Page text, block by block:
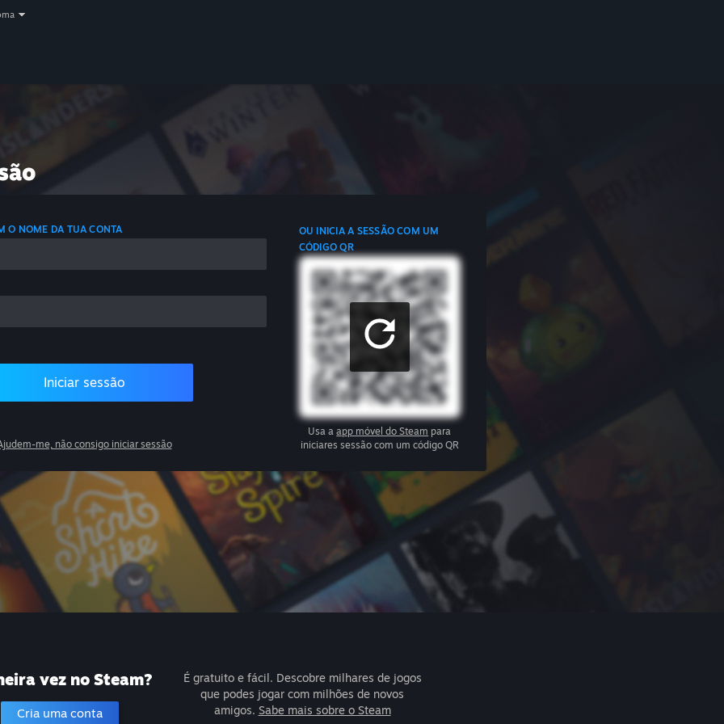
O NOME DA TUA CONTA
Iniciar sessão
me, não consigo iniciar sessão
OU INICIA A SESSÃO COM UM
CÓDIGO QR
Usa aapp móvel do Steam para
iniciares sessão com um código QR
vez no Steam?
Cria uma conta
É gratuito e fácil. Descobre milhares de jogos
que podes jogar com milhões de novos
amigos. Sabe mais sobre o Steam